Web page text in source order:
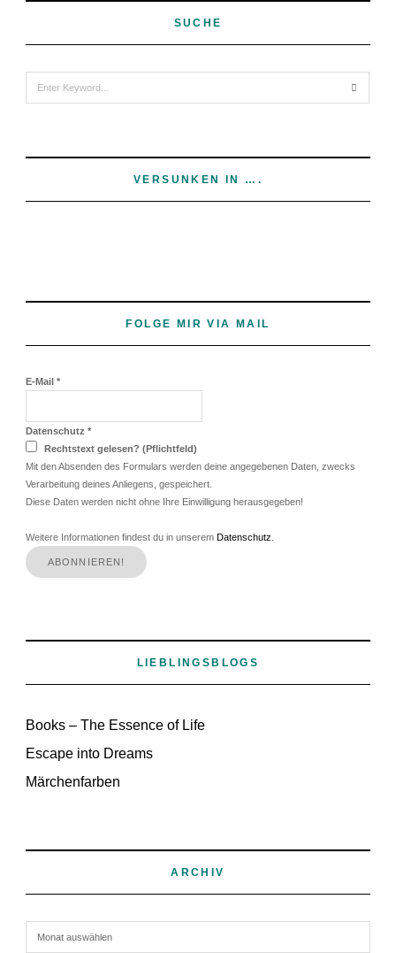
SUCHE
VERSUNKEN IN ….
FOLGE MIR VIA MAIL
E-Mail *
Datenschutz *
Rechtstext gelesen? (Pflichtfeld)
Mit den Absenden des Formulars werden deine angegebenen Daten, zwecks
Verarbeitung deines Anliegens, gespeichert.
Diese Daten werden nicht ohne Ihre Einwilligung herausgegeben!
Weitere Informationen findest du in unserem Datenschutz
LIEBLINGSBLOGS
Books – The Essence of Life
Escape into Dreams
Märchenfarben
ARCHIV